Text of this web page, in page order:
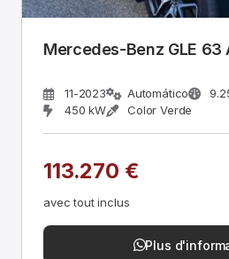
Mercedes-Benz GLE 63
11-2023 Automático
450 kW
Color Verde
113.270 €
avec tout inclus
Plus